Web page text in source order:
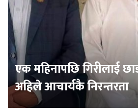
एक महिनापछि गिरीलाई
अहिले आचार्यकै निरन्तरता